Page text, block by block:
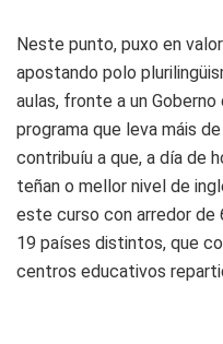
Neste punto, puxo en
apostando polo
aulas, fronte a un
programa que leva máis
contribuíu a que, a día de
teñan o mellor nivel de
este curso con arredor de
19 países distintos, que
centros educativos